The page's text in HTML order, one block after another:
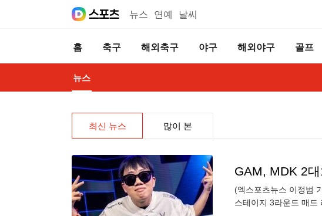
뉴스 연예 날씨
홈 축구 해외축구 야구 해외야구 골프
뉴스
최신 뉴스 많이 본
GAM, MDK 2
(엑스포츠뉴스 이정범
스테이지 3라운드 매드